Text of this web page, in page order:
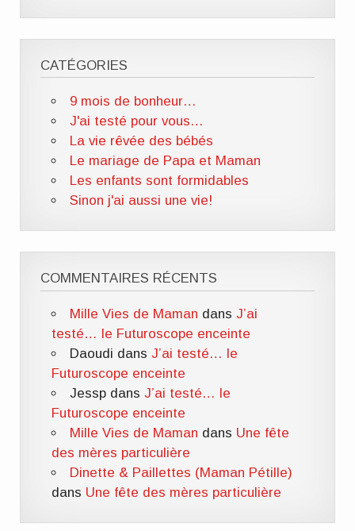
CATÉGORIES
9 mois de bonheur…
J'ai testé pour vous…
La vie rêvée des bébés
Le mariage de Papa et Maman
Les enfants sont formidables
Sinon j'ai aussi une vie!
COMMENTAIRES RÉCENTS
Mille Vies de Maman dans J’ai
testé… le Futuroscope enceinte
Daoudi dans J’ai testé… le
Futuroscope enceinte
Jesspdans J’ai testé… le
Futuroscope enceinte
Mille Vies de Maman dans Une fête
des mères particulière
Dinette & Paillettes (Maman Pétille)
dans Une fête des mères particulière